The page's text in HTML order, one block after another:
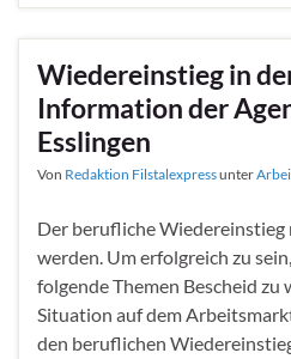
Wiedereinstieg in
Information der
Esslingen
Von Redaktion Filstalexpressunter
Der berufliche Wiedereinstieg
werden. Um erfolgreich zu
folgende Themen Bescheid zu
Situation auf dem
den beruflichen